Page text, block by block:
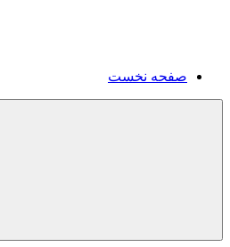
صفحه نخست